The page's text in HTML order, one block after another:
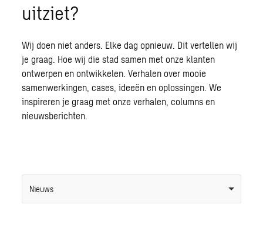
uitziet?
Wij doen niet anders. Elke dag opnieuw. Dit vertellen wij
je graag. Hoe wij die stad samen met onze klanten
ontwerpen en ontwikkelen. Verhalen over mooie
samenwerkingen, cases, ideeën en oplossingen. We
inspireren je graag met onze verhalen, columns en
nieuwsberichten.
Nieuws